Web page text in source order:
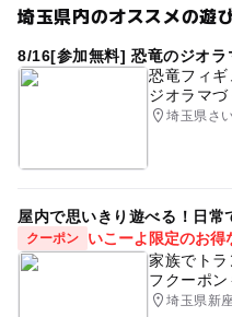
埼玉県内のオススメの遊
8/16[参加無料] 恐竜のジオラ
恐竜フィ
ジオラマ
埼玉県さ
屋内で思いきり遊べる！日
クーポン
いこーよ限定のお得
家族でト
フクーポ
埼玉県新